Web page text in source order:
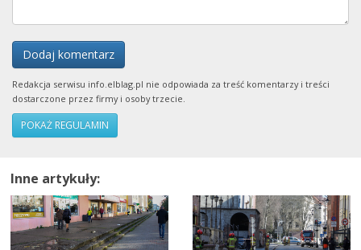
Dodaj komentarz
Redakcja serwisu info.elblag.pl nie odpowiada za treść komentarzy i treści
dostarczone przez firmy i osoby trzecie.
POKAŻ REGULAMIN
Inne artykuły: